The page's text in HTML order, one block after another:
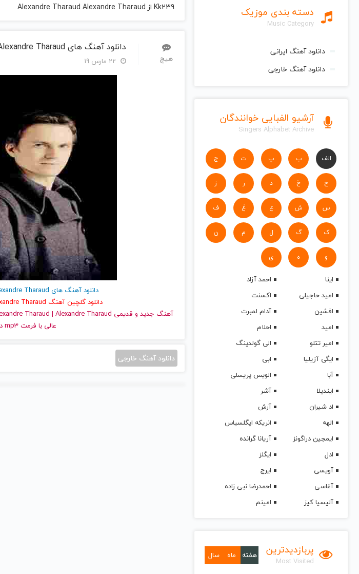
دسته بندی موزیک
Music Category
دانلود آهنگ ایرانی
دانلود آهنگ خارجی
آرشیو الفبایی خوانندگان
Singers Alphabet Archive
الف ب پ ت ج
ح خ د ر ز
س ش ع غ ف
ک گ ل م ن
و ه ی
اینا
احمد آزاد
امید حاجیلی
اکسنت
افشین
آدام لمبرت
امید
احلام
امیر تتلو
الی گولدینگ
ایگی آزیلیا
ابی
آبا
الویس پریسلی
ایندیلا
آشر
اد شیران
آرش
الهه
انریکه ایگلسیاس
ایمجین دراگونز
آریانا گرانده
ادل
ایگلز
آویسی
ایرج
آغاسی
احمدرضا نبی زاده
آلیسیا کیز
امینم
پربازدیدترین
Most Visited
هفته ماه سال
Kk239 از Alexandre Tharaud Alexandre Tharaud
هیچ
دانلود آهنگ های Alexandre Tharaud | Alexandre Tharaud
دانلود آهنگ های Alexandre Tharaud | Alexandre Tharaud
دانلود گلچین آهنگ Alexandre Tharaud • Alexandre Tharaud
آهنگ جدید
عالی با فرمت mp3 دانلود کنید
دانلود آهنگ خارجی